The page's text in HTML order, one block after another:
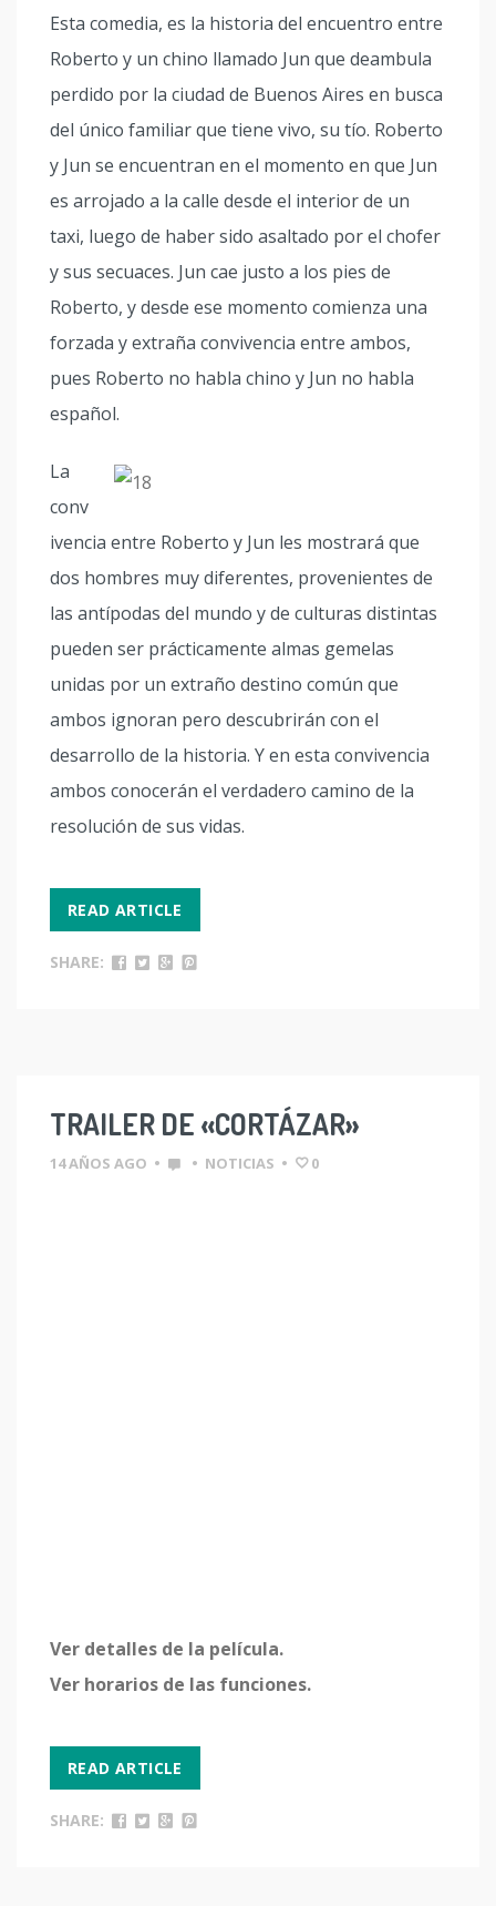
Esta comedia, es la historia del encuentro entre
Roberto y un chino llamado Jun que deambula
perdido por la ciudad de Buenos Aires en busca
del único familiar que tiene vivo, su tío. Roberto
y Jun se encuentran en el momento en que Jun
es arrojado a la calle desde el interior de un
taxi, luego de haber sido asaltado por el chofer
y sus secuaces. Jun cae justo a los pies de
Roberto, y desde ese momento comienza una
forzada y extraña convivencia entre ambos,
pues Roberto no habla chino y Jun no habla
español.
La
conv
ivencia entre Roberto y Jun les mostrará que
dos hombres muy diferentes, provenientes de
las antípodas del mundo y de culturas distintas
pueden ser prácticamente almas gemelas
unidas por un extraño destino común que
ambos ignoran pero descubrirán con el
desarrollo de la historia. Y en esta convivencia
ambos conocerán el verdadero camino de la
resolución de sus vidas.
READ ARTICLE
SHARE:
TRAILER DE «CORTÁZAR»
14 AÑOS AGO • • NOTICIAS • 0
Ver detalles de la película.
Ver horarios de las funciones.
READ ARTICLE
SHARE: